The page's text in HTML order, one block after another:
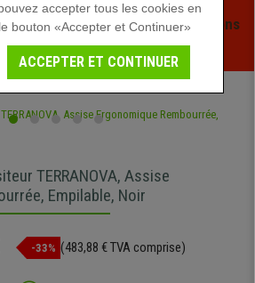
chez Chaisepro ! Des réductions
une durée limitée - Voir l'offre
TERRANOVA, Assise
Empilable, Noir
-33% (483,88 € TVA comprise)
pouvez accepter tous les cookies en
bouton «Accepter et Continuer»
ACCEPTER ET CONTINUER